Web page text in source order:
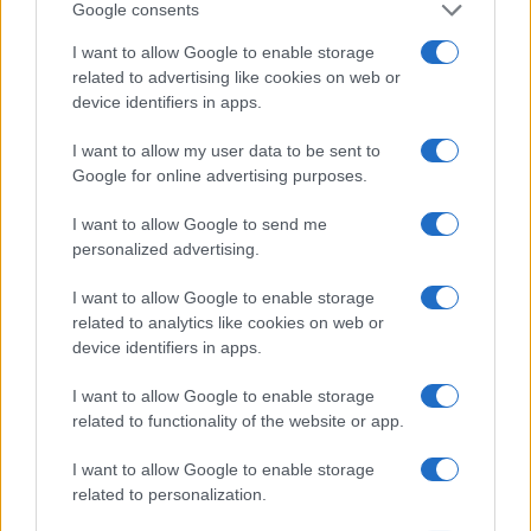
Google consents
I want to allow Google to enable storage
related to advertising like cookies on web or
device identifiers in apps.
I want to allow my user data to be sent to
Google for online advertising purposes.
I want to allow Google to send me
personalized advertising.
I want to allow Google to enable storage
related to analytics like cookies on web or
device identifiers in apps.
I want to allow Google to enable storage
related to functionality of the website or app.
I want to allow Google to enable storage
related to personalization.
l’intenzione di collaborare con il vicepremier
Salvini su un piano per la casa: “Una delle priorità
con cui intendiamo lavorare con Matteo Salvini
che ringrazio è un grande piano casa a prezzi
calmierati per le giovani coppie”. Ha poi aggiunto:
“Faremo tutto il necessario a ricostruire una
società amica della famiglia e della natalità”.
Meloni ha anche espresso critiche verso alcuni
nulla di moderno di affittare l’utero di una donna
povera, nel privare per legge un bambino della
figli non vanno messi al mondo perché
inquinano”.